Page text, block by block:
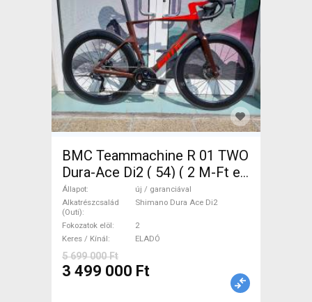
BMC Teammachine R 01 TWO
Dura-Ace Di2 ( 54) ( 2 M-Ft e
Országúti Shimano Dura Ace
Di2 tárcsafék új / garanciával
ELADÓ
Állapot
új / garanciával
Alkatrészcsalád
(Outi)
Shimano Dura Ace Di2
Fokozatok elöl
2
Keres / Kínál
ELADÓ
5 699 000 Ft
3 499 000 Ft